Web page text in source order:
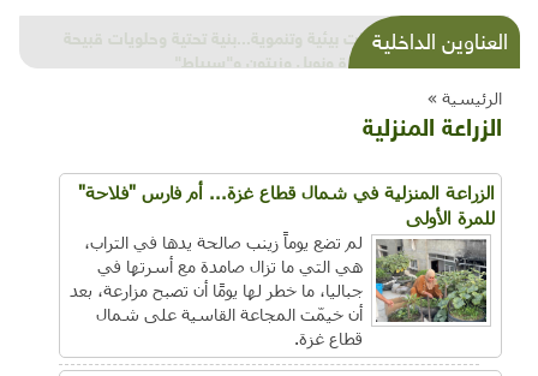
العناوين الداخليةشذرات بيئية وتنموية...بنية تحتية وحلويات قبيحة
وحاكورة ونوبل وزيتون و"سيباط"
الرئيسية »
الزراعة المنزلية
الزراعة المنزلية في شمال قطاع غزة... أم فارس "فلاحة"
للمرة الأولى
لم تضع يوماً زينب صالحة يدها في التراب،
هي التي ما تزال صامدة مع أسرتها في
جباليا، ما خطر لها يومًا أن تصبح مزارعة، بعد
أن خيمّت المجاعة القاسية على شمال
قطاع غزة.